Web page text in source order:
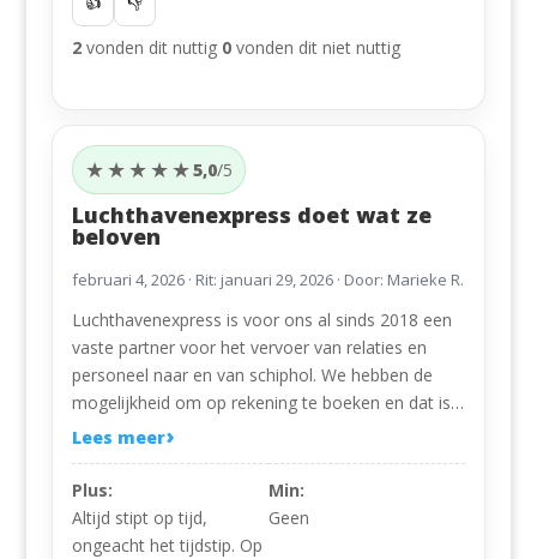
2vonden dit nuttig 0vonden dit niet nuttig
★★★★★5,0/5
Luchthavenexpress doet wat ze
beloven
februari 4, 2026· Rit: januari 29, 2026 · Door: Marieke R.
Luchthavenexpress is voor ons al sinds 2018 een
vaste partner voor het vervoer van relaties en
personeel naar en van schiphol. We hebben de
mogelijkheid om op rekening te boeken en dat is
voor ons heel prettig.
Lees meer
Plus:
Altijd stipt op tijd,
ongeacht het tijdstip. Op
Min:
Geen